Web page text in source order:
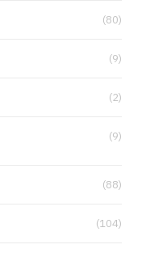
(80)
(9)
(2)
(9)
(88)
(104)